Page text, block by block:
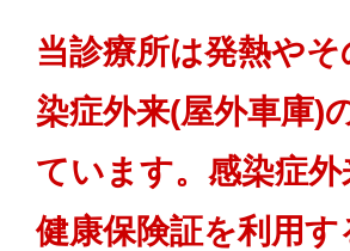
当診療所は発熱や
染症外来(屋外車庫)
ています。感染症
健康保険証を利用